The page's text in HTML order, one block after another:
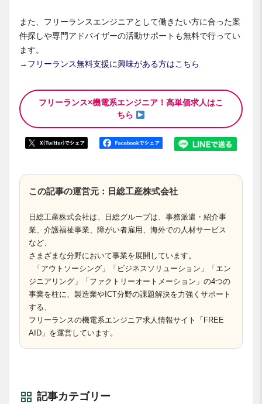
また、フリーランスエンジニアとして働きたい方に合った案
件探しや専門アドバイザーの活動サポートも無料で行ってい
ます。
→ フリーランス無料支援に興味がある方はこちら
フリーランス×機電系エンジニア！高単価求人はこ
ちら
この記事の運営元：日総工産株式会社
日総工産株式会社は、日総グループは、事務派遣・紹介事
業、介護福祉事業、障がい者雇用、海外での人材サービス
など、
さまざまな分野において事業を展開しています。
「アウトソーシング」「ビジネスソリューション」「エン
ジニアリング」「ファクトリーオートメーション」の4つの
事業を柱に、製造業やICT分野の課題解決を力強くサポート
する、
フリーランスの機電系エンジニア求人情報サイト「FREE
AID」を運営しています。
記事カテゴリー